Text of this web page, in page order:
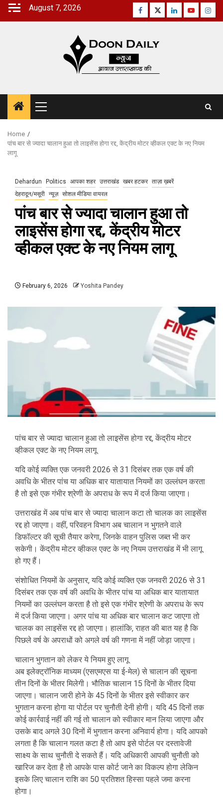
Skip
August 7, 2026 Facebook
TwitterLinkedinYoutube
Primary
Menu
Home
पांच बार से ज्यादा चालान हुआ तो लाइसेंस होगा रद्द, केंद्रीय मोटर व्हीकल एक्ट के नए नियम
लागू
Dehardun Politics आपका शहर उत्तराखंड खबर हटकर ताज़ा ख़बरें
देहरादून/मसूरी न्यूज़ सोशल मीडिया वायरल
पांच बार से ज्यादा चालान हुआ तो
लाइसेंस होगा रद्द, केंद्रीय मोटर
व्हीकल एक्ट के नए नियम लागू
February 6, 2026 Yoshita Pandey
पांच बार से ज्यादा चालान हुआ तो लाइसेंस होगा रद्द, केंद्रीय मोटर
व्हीकल एक्ट के नए नियम लागू
यदि कोई व्यक्ति एक जनवरी 2026 से 31 दिसंबर तक एक वर्ष की
अवधि के भीतर पांच या अधिक बार यातायात नियमों का उल्लंघन करता
है तो इसे एक गंभीर श्रेणी के अपराध के रूप में दर्ज किया जाएगा।
उत्तराखंड में अब पांच बार से ज्यादा चालान कटा तो चालक का लाइसेंस
रद्द हो जाएगा। वहीं, परिवहन विभाग अब चालान न भुगतने वाले
डिफॉल्टर की सूची तैयार करेगा, जिनके वाहन पुलिस जब्त भी कर
सकेगी। केंद्रीय मोटर व्हीकल एक्ट के नए नियम उत्तराखंड में भी लागू
हो गए हैं।
संशोधित नियमों के अनुसार, यदि कोई व्यक्ति एक जनवरी 2026 से 31
दिसंबर तक एक वर्ष की अवधि के भीतर पांच या अधिक बार यातायात
नियमों का उल्लंघन करता है तो इसे एक गंभीर श्रेणी के अपराध के रूप
में दर्ज किया जाएगा। अगर पांच या अधिक बार चालान कट जाएगा तो
चालक का लाइसेंस रद्द हो जाएगा। हालांकि, राहत की बात यह है कि
पिछले वर्ष के अपराधों को अगले वर्ष की गणना में नहीं जोड़ा जाएगा।
चालान भुगतान को लेकर ये नियम हुए लागू
अब इलेक्ट्रॉनिक माध्यम (एसएमएस या ई-मेल) से चालान की सूचना
तीन दिनों के भीतर मिलेगी। भौतिक चालान 15 दिनों के भीतर दिया
जाएगा। चालान जारी होने के 45 दिनों के भीतर इसे स्वीकार कर
भुगतान करना होगा या पोर्टल पर चुनौती देनी होगी। यदि 45 दिनों तक
कोई कार्रवाई नहीं की गई तो चालान को स्वीकार मान लिया जाएगा और
उसके बाद अगले 30 दिनों में भुगतान करना अनिवार्य होगा। यदि आपको
लगता है कि चालान गलत कटा है तो आप इसे पोर्टल पर दस्तावेजी
साक्ष्य के साथ चुनौती दे सकते हैं। यदि अधिकारी आपकी चुनौती को
खारिज कर देता है तो आपके पास कोर्ट जाने का विकल्प होगा लेकिन
इसके लिए चालान राशि का 50 प्रतिशत हिस्सा पहले जमा करना
होगा।